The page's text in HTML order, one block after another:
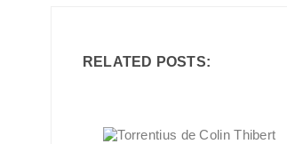
RELATED POSTS: